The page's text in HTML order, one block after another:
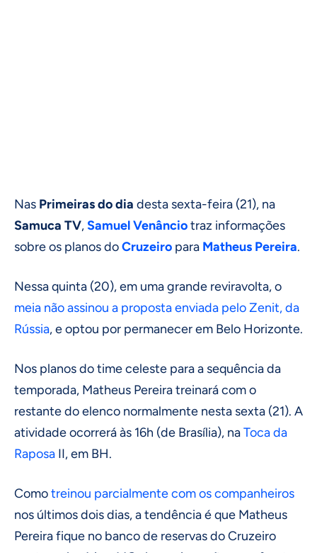
Nas Primeiras do dia desta sexta-feira (21), na
Samuca TV,Samuel Venânciotraz informações
sobre os planos doCruzeiro para Matheus Pereira.
Nessa quinta (20), em uma grande reviravolta, o
meia não assinou a proposta enviada pelo Zenit, da
Rússia, e optou por permanecer em Belo Horizonte.
Nos planos do time celeste para a sequência da
temporada, Matheus Pereira treinará com o
restante do elenco normalmente nesta sexta (21). A
atividade ocorrerá às 16h (de Brasília), naToca da
Raposa II, em BH.
Comotreinou parcialmente com os companheiros
nos últimos dois dias, a tendência é que Matheus
Pereira fique no banco de reservas do Cruzeiro